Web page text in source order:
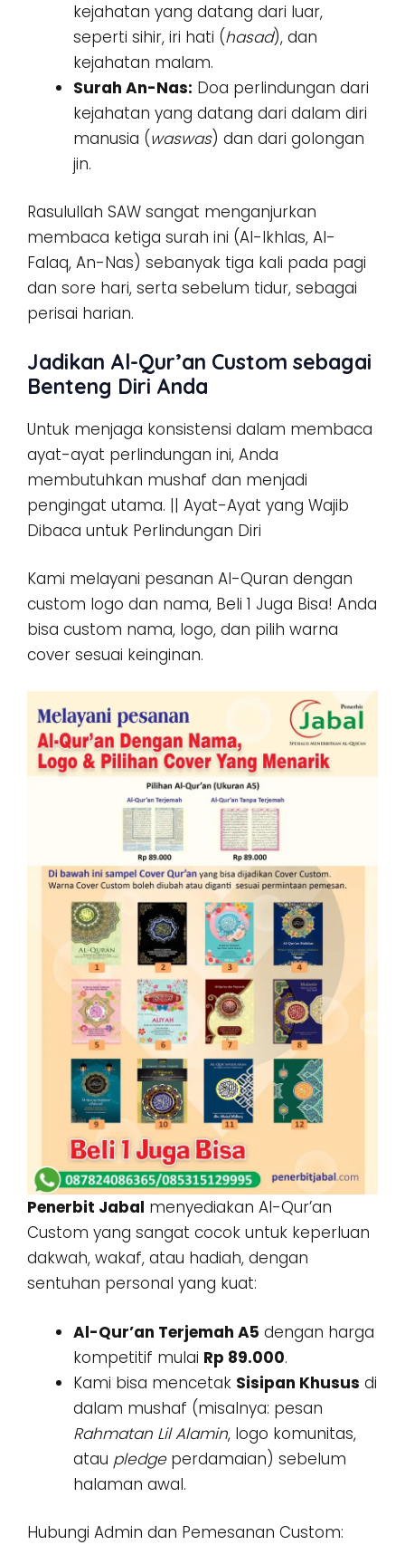
kejahatan yang datang dari luar,
seperti sihir, iri hati (hasad), dan
kejahatan malam.
Surah An-Nas: Doa perlindungan dari
kejahatan yang datang dari dalam diri
manusia (waswas) dan dari golongan
jin.
Rasulullah SAW sangat menganjurkan
membaca ketiga surah ini (Al-Ikhlas, Al-
Falaq, An-Nas) sebanyak tiga kali pada pagi
dan sore hari, serta sebelum tidur, sebagai
perisai harian.
Jadikan Al-Qur’an Custom sebagai
Benteng Diri Anda
Untuk menjaga konsistensi dalam membaca
ayat-ayat perlindungan ini, Anda
membutuhkan mushaf dan menjadi
pengingat utama. || Ayat-Ayat yang Wajib
Dibaca untuk Perlindungan Diri
Kami melayani pesanan Al-Quran dengan
custom logo dan nama, Beli 1 Juga Bisa! Anda
bisa custom nama, logo, dan pilih warna
cover sesuai keinginan.
Penerbit Jabal menyediakan Al-Qur’an
Custom yang sangat cocok untuk keperluan
dakwah, wakaf, atau hadiah, dengan
sentuhan personal yang kuat:
Al-Qur’an Terjemah A5 dengan harga
kompetitif mulai Rp 89.000.
Kami bisa mencetak Sisipan Khusus di
dalam mushaf (misalnya: pesan
Rahmatan Lil Alamin, logo komunitas,
atau pledgeperdamaian) sebelum
halaman awal.
Hubungi Admin dan Pemesanan Custom: